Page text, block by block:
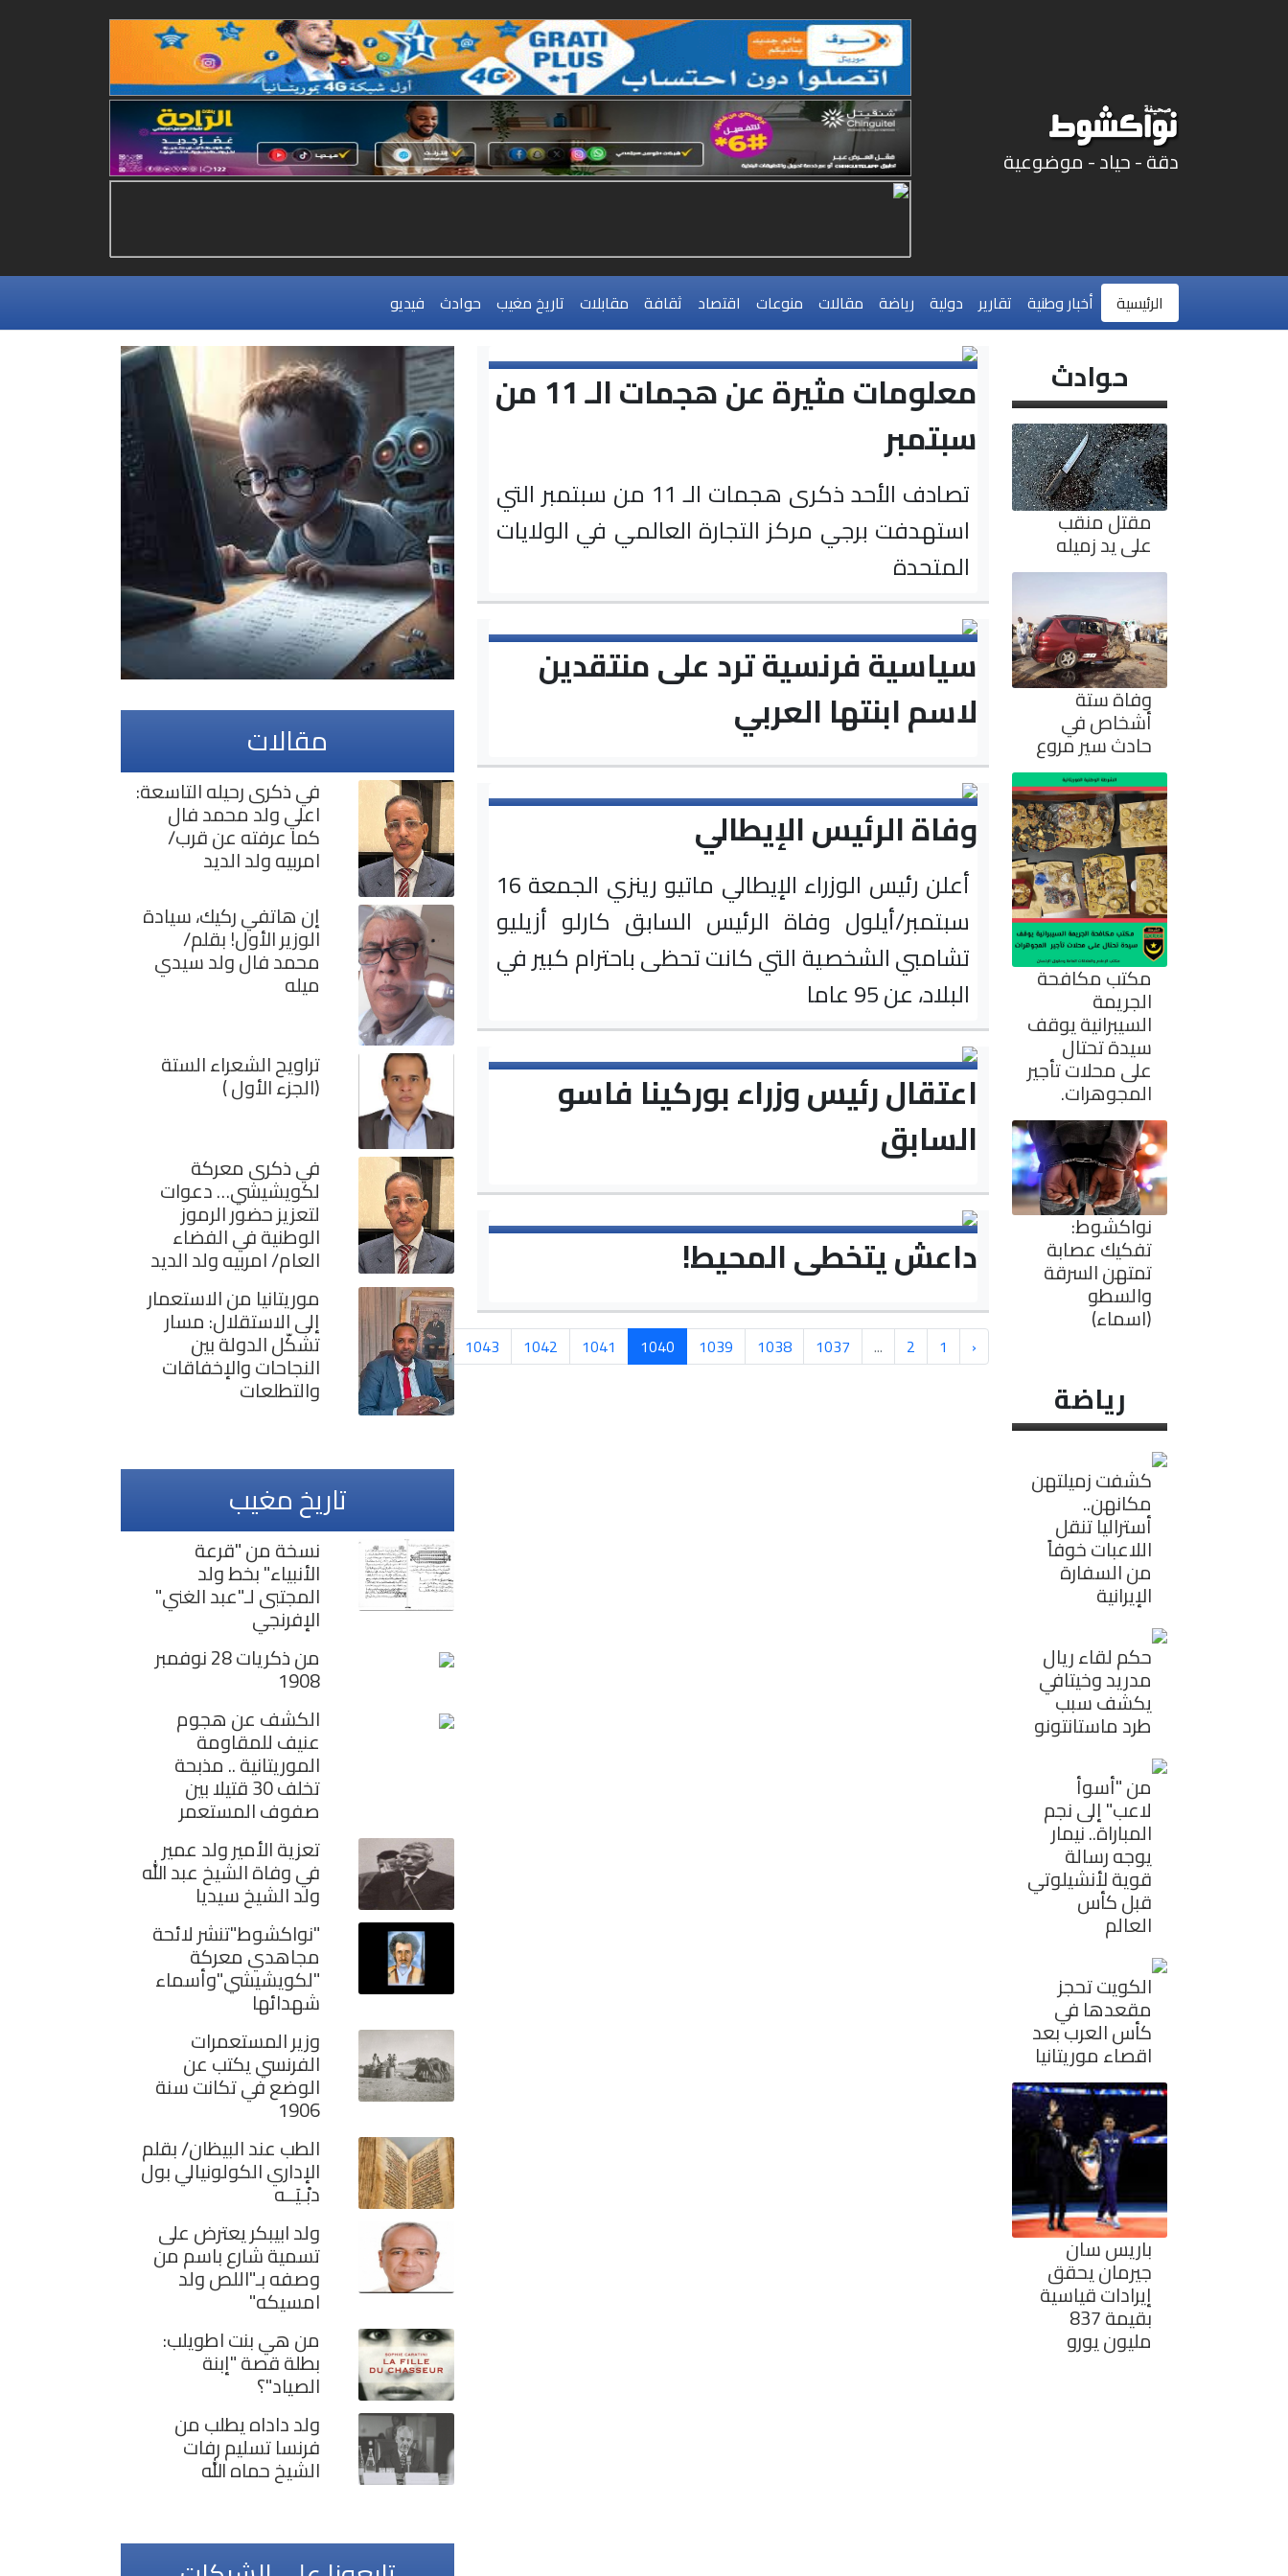
دقة - حياد - موضوعية
الرئيسية أخبار وطنية تقارير دولية رياضة مقالات منوعات اقتصاد ثقافة مقابلات تاريخ مغيب حوادث فيديو
حوادث
مقتل منقب
على يد زميله
وفاة ستة
أشخاص في
حادث سير مروع
مكتب مكافحة
الجريمة
السيبرانية يوقف
سيدة تحتال
على محلات تأجير
المجوهرات.
نواكشوط:
تفكيك عصابة
تمتهن السرقة
والسطو
(اسماء)
رياضة
كشفت زميلتهن
مكانهن..
أستراليا تنقل
اللاعبات خوفاً
من السفارة
الإيرانية
حكم لقاء ريال
مدريد وخيتافي
يكشف سبب
طرد ماستانتونو
من "أسوأ
لاعب" إلى نجم
المباراة.. نيمار
يوجه رسالة
قوية لأنشيلوتي
قبل كأس
العالم
الكويت تحجز
مقعدها في
كأس العرب بعد
اقصاء موريتانيا
باريس سان
جيرمان يحقق
إيرادات قياسية
بقيمة 837
مليون يورو
معلومات مثيرة عن هجمات الـ 11 من
سبتمبر
تصادف الأحد ذكرى هجمات الـ 11 من سبتمبر التي
استهدفت برجي مركز التجارة العالمي في الولايات
المتحدة
سياسية فرنسية ترد على منتقدين
لاسم ابنتها العربي
وفاة الرئيس الإيطالي
أعلن رئيس الوزراء الإيطالي ماتيو رينزي الجمعة 16
سبتمبر/أيلول وفاة الرئيس السابق كارلو أزيليو
تشامبي الشخصية التي كانت تحظى باحترام كبير في
البلاد، عن 95 عاما
اعتقال رئيس وزراء بوركينا فاسو
السابق
داعش يتخطى المحيط!
‹
1
2
...
1037
1038
1039
1040
1041
1042
1043
...
1158
1159
›
مقالات
في ذكرى رحيله التاسعة:
اعلي ولد محمد فال
كما عرفته عن قرب/
امربيه ولد الديد
إن هاتفي ركيك، سيادة
الوزير الأول! بقلم/
محمد فال ولد سيدي
ميله
تراويح الشعراء الستة
(الجزء الأول )
في ذكرى معركة
لكويشيشي… دعوات
لتعزيز حضور الرموز
الوطنية في الفضاء
العام/ امربيه ولد الديد
موريتانيا من الاستعمار
إلى الاستقلال: مسار
تشكّل الدولة بين
النجاحات والإخفاقات
والتطلعات
تاريخ مغيب
نسخة من "قرعة
الأنبياء" بخط ولد
المجتبى لـ"عبد الغني"
الإفرنجي
من ذكريات 28 نوفمبر
1908
الكشف عن هجوم
عنيف للمقاومة
الموريتانية .. مذبحة
تخلف 30 قتيلا بين
صفوف المستعمر
تعزية الأمير ولد عمير
في وفاة الشيخ عبد الله
ولد الشيخ سيديا
"نواكشوط"تنشر لائحة
مجاهدي معركة
"لكويشيشي"وأسماء
شهدائها
وزير المستعمرات
الفرنسي يكتب عن
الوضع في تكانت سنة
1906
الطب عند البيظان/ بقلم
الإداري الكولونيالي بول
دبْـيَــه
ولد ابيبكر يعترض على
تسمية شارع باسم من
وصفه بـ"اللص ولد
امسيكه"
من هي بنت اطويلب:
بطلة قصة "إبنة
الصياد"؟
ولد داداه يطلب من
فرنسا تسليم رفات
الشيخ حماه الله